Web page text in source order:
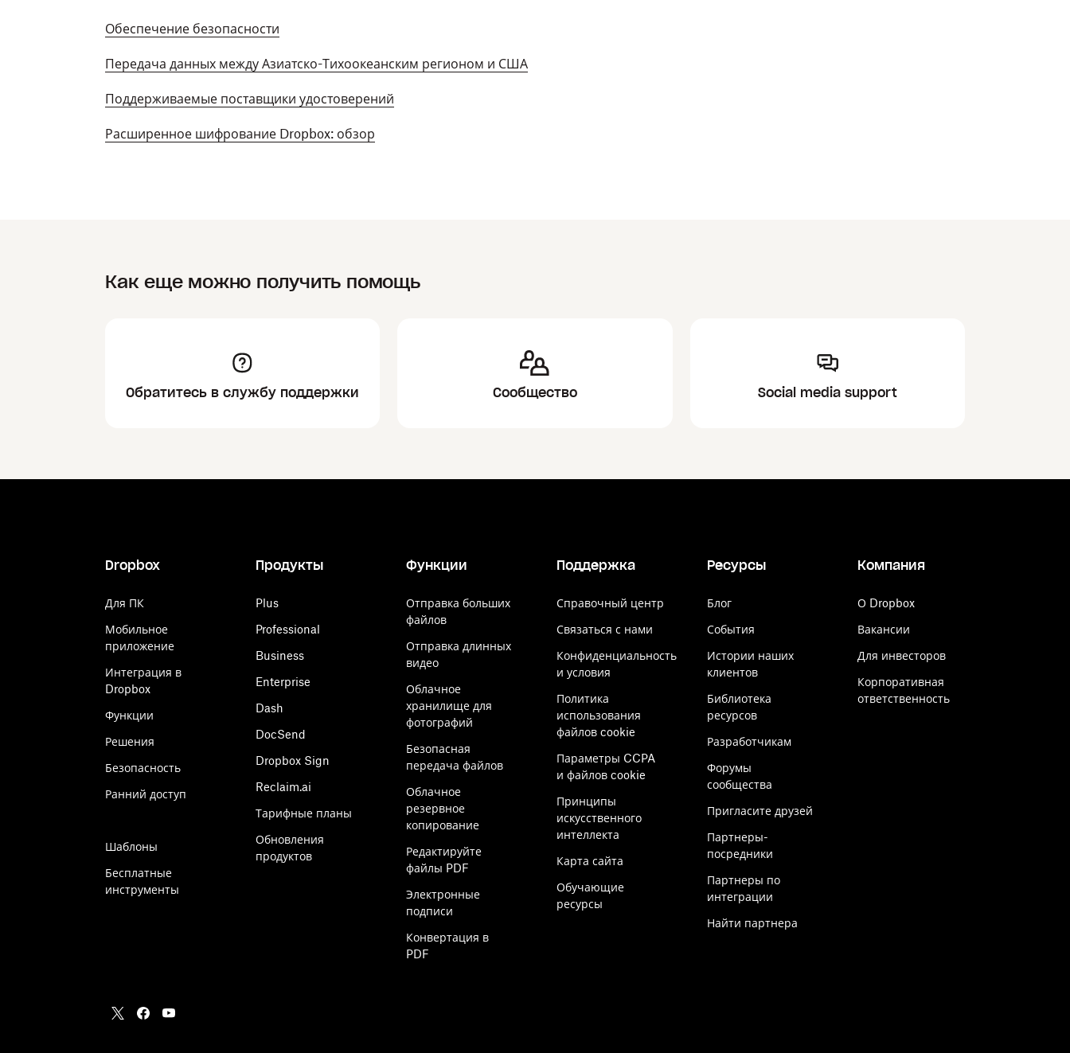
Обеспечение безопасности
Передача данных между Азиатско-Тихоокеанским регионом и США
Поддерживаемые поставщики удостоверений
Расширенное шифрование Dropbox: обзор
Как еще можно получить помощь
Обратитесь в службу поддержки Сообщество Social media support
Dropbox
Для ПК
Мобильное
приложение
Интеграция в
Dropbox
Функции
Решения
Безопасность
Ранний доступ
Шаблоны
Бесплатные
инструменты
Продукты
Plus
Professional
Business
Enterprise
Dash
DocSend
Dropbox Sign
Reclaim.ai
Тарифные планы
Обновления
продуктов
Функции
Отправка больших
файлов
Отправка длинных
видео
Облачное
хранилище для
фотографий
Безопасная
передача файлов
Облачное
резервное
копирование
Редактируйте
файлы PDF
Электронные
подписи
Конвертация в
PDF
Поддержка
Справочный центр
Связаться с нами
Конфиденциальность
и условия
Политика
использования
файлов cookie
Параметры CCPA
и файлов cookie
Принципы
искусственного
интеллекта
Карта сайта
Обучающие
ресурсы
Ресурсы
Блог
События
Истории наших
клиентов
Библиотека
ресурсов
Разработчикам
Форумы
сообщества
Пригласите друзей
Партнеры-
посредники
Партнеры по
интеграции
Найти партнера
Компания
О Dropbox
Вакансии
Для инвесторов
Корпоративная
ответственность